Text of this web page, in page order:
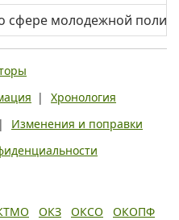
сфере молодежной
|
Хронология
|
Изменения и поправки
ОКЗ ОКСО
ОКОПФ